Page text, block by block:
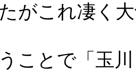
がこれ凄く
ことで「玉